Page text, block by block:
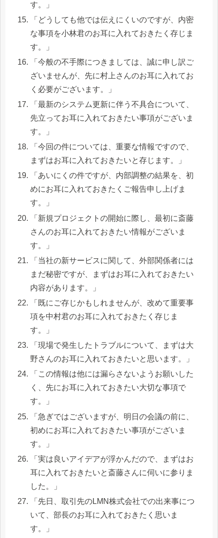
す。」
「どうしても他では伝えにくいのですが、内密
な事項を小林君のお耳に入れておきたく存じま
す。」
「今般の不手際につきましては、誠に申し訳ご
ざいませんが、先に村上さんのお耳に入れてお
く必要がございます。」
「最新のシステム更新に伴う不具合について、
先立ってお耳に入れておきたい事項がございま
す。」
「今回の件については、重要な情報ですので、
まずはお耳に入れておきたいと存じます。」
「あいにくの件ですが、内部調整の結果を、初
めにお耳に入れておきたくご報告申し上げま
す。」
「新規プロジェクトの開始に際し、最初に斎藤
さんのお耳に入れておきたい情報がございま
す。」
「当社の新サービスに関して、外部関係者には
まだ秘密ですが、まずはお耳に入れておきたい
内容があります。」
「既にご存じかもしれませんが、改めて重要事
項を中村君のお耳に入れておきたく存じま
す。」
「現場で発生したトラブルについて、まずは大
野さんのお耳に入れておきたいと思います。」
「この情報は他には漏らさないようお願いした
く、先にお耳に入れておきたい大切な事項で
す。」
「急ぎではございますが、明日の会議の前に、
初めにお耳に入れておきたい事項がございま
す。」
「実は良いアイデアが浮かんだので、まずはお
耳に入れておきたいと斎藤さんに伺いに参りま
した。」
「先日、取引先のLMN株式会社での出来事につ
いて、部長のお耳に入れておきたく思いま
す。」